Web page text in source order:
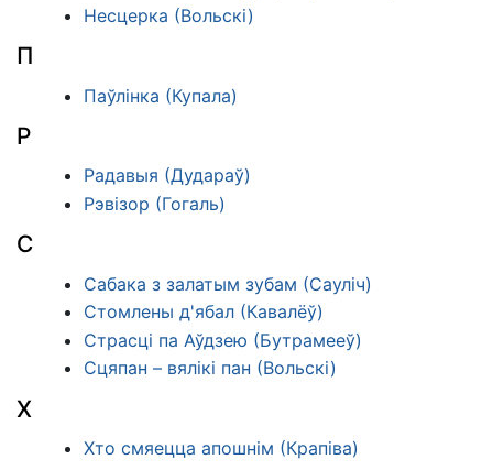
Несцерка (Вольскі)
П
Паўлінка (Купала)
Р
Радавыя (Дудараў)
Рэвізор (Гогаль)
С
Сабака з залатым зубам (Сауліч)
Стомлены д'ябал (Кавалёў)
Страсці па Аўдзею (Бутрамееў)
Сцяпан – вялікі пан (Вольскі)
Х
Хто смяецца апошнім (Крапіва)